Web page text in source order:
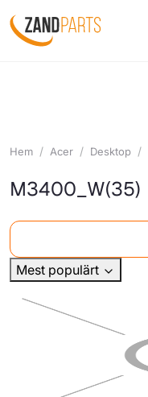
Hem Acer Desktop
M3400_W(35)
Mest populärt